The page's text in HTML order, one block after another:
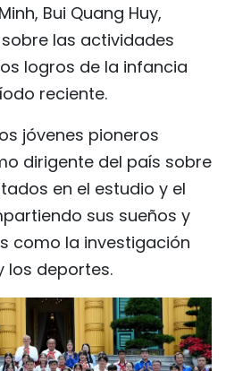
Bui Quang Huy,
las actividades
logros de la infancia
reciente.
jóvenes pioneros
dirigente del país sobre
en el estudio y el
sus sueños y
como la investigación
los deportes.